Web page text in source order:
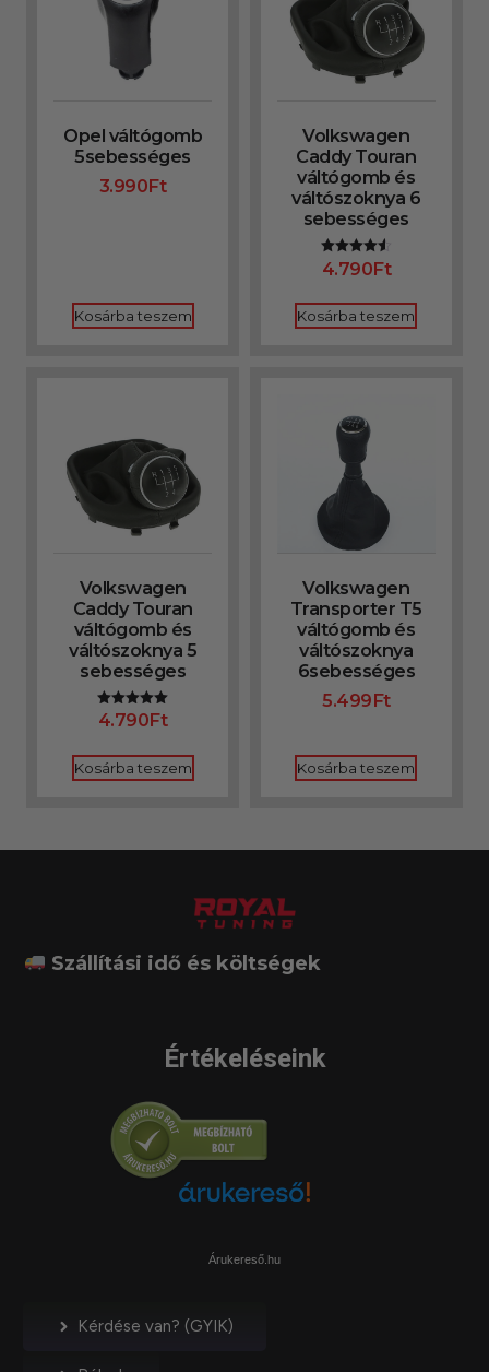
Opel váltógomb
5sebességes
3.990Ft
Kosárba teszem
Volkswagen
Caddy Touran
váltógomb és
váltószoknya 6
sebességes
Értékelés:
4.50
4.790Ft
Kosárba teszem
Volkswagen
Caddy Touran
váltógomb és
váltószoknya 5
sebességes
Értékelés:
5.00
4.790Ft
Kosárba teszem
Volkswagen
Transporter T5
váltógomb és
váltószoknya
6sebességes
5.499Ft
Kosárba teszem
Szállítási idő és költségek
Értékeléseink
Árukereső.hu
Kérdése van? (GYIK)